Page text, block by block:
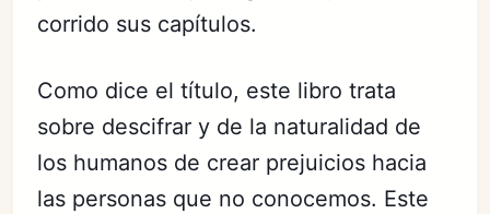
corrido sus capítulos.
Como dice el título, este libro trata
sobre descifrar y de la naturalidad de
los humanos de crear prejuicios hacia
las personas que no conocemos. Este